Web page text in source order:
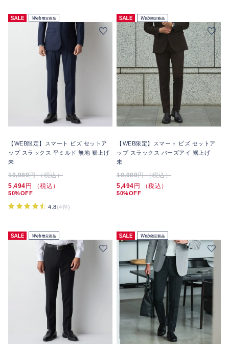
【WEB限定】スマート ビズ セットア
ップ スラックス 平ミルド 無地 裾上げ
未
10,989円 （税込）
5,494円 （税込）
50%OFF
4.8(4件)
【WEB限定】スマート ビズ セットア
ップ スラックス バーズアイ 裾上げ
未
10,989円 （税込）
5,494円 （税込）
50%OFF